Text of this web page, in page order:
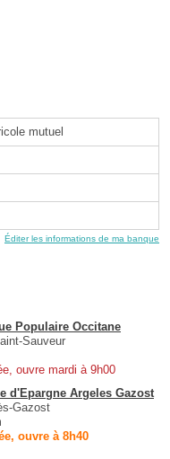
mutuel
Éditer les informations de ma banque
Populaire Occitane
Sauveur
ouvre mardi à 9h00
d'Epargne Argeles Gazost
Gazost
ouvre à 8h40